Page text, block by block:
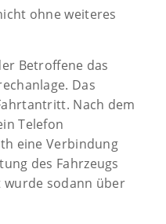
ohne weiteres
Betroffene das
Das
Nach dem
Telefon
eine Verbindung
des Fahrzeugs
wurde sodann über